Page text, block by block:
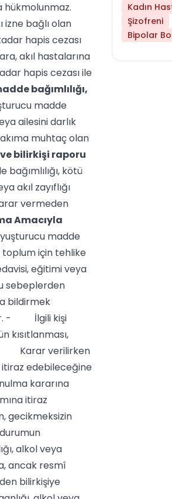
bağlı olan
hapis cezası
akıl hastalarına
hapis cezası ile
bağımlılığı,
madde
ailesini darlık
muhtaç olan
bilirkişi raporu
kötü
akıl zayıflığı
vermeden
Amacıyla
madde
toplum için tehlike
eğitimi veya
sebeplerden
bildirmek
- İlgili kişi
kısıtlanması,
- Karar verilirken
itiraz edebileceğine
kararına
itiraz
gecikmeksizin
alkol veya
ancak resmî
bilirkişiye
Kadın
Şizofreni
Bipolar